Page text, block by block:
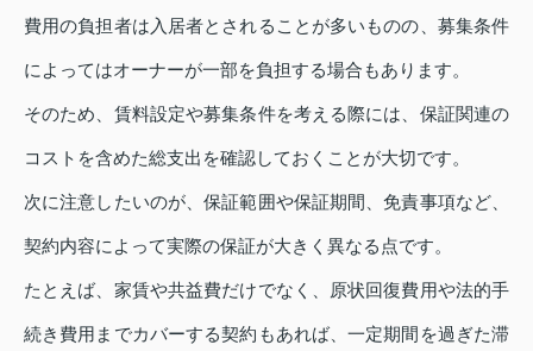
費用の負担者は入居者とされることが多いものの、募集条件
によってはオーナーが一部を負担する場合もあります。
そのため、賃料設定や募集条件を考える際には、保証関連の
コストを含めた総支出を確認しておくことが大切です。
次に注意したいのが、保証範囲や保証期間、免責事項など、
契約内容によって実際の保証が大きく異なる点です。
たとえば、家賃や共益費だけでなく、原状回復費用や法的手
続き費用までカバーする契約もあれば、一定期間を過ぎた滞